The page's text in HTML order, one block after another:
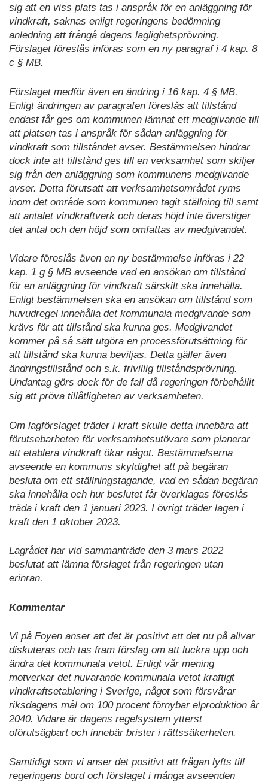
sig att en viss plats tas i anspråk för en anläggning för
vindkraft, saknas enligt regeringens bedömning
anledning att frångå dagens laglighetsprövning.
Förslaget föreslås införas som en ny paragraf i 4 kap. 8
c § MB.
Förslaget medför även en ändring i 16 kap. 4 § MB.
Enligt ändringen av paragrafen föreslås att tillstånd
endast får ges om kommunen lämnat ett medgivande till
att platsen tas i anspråk för sådan anläggning för
vindkraft som tillståndet avser. Bestämmelsen hindrar
dock inte att tillstånd ges till en verksamhet som skiljer
sig från den anläggning som kommunens medgivande
avser. Detta förutsatt att verksamhetsområdet ryms
inom det område som kommunen tagit ställning till samt
att antalet vindkraftverk och deras höjd inte överstiger
det antal och den höjd som omfattas av medgivandet.
Vidare föreslås även en ny bestämmelse införas i 22
kap. 1 g § MB avseende vad en ansökan om tillstånd
för en anläggning för vindkraft särskilt ska innehålla.
Enligt bestämmelsen ska en ansökan om tillstånd som
huvudregel innehålla det kommunala medgivande som
krävs för att tillstånd ska kunna ges. Medgivandet
kommer på så sätt utgöra en processförutsättning för
att tillstånd ska kunna beviljas. Detta gäller även
ändringstillstånd och s.k. frivillig tillståndsprövning.
Undantag görs dock för de fall då regeringen förbehållit
sig att pröva tillåtligheten av verksamheten.
Om lagförslaget träder i kraft skulle detta innebära att
förutsebarheten för verksamhetsutövare som planerar
att etablera vindkraft ökar något. Bestämmelserna
avseende en kommuns skyldighet att på begäran
besluta om ett ställningstagande, vad en sådan begäran
ska innehålla och hur beslutet får överklagas föreslås
träda i kraft den 1 januari 2023. I övrigt träder lagen i
kraft den 1 oktober 2023.
Lagrådet har vid sammanträde den 3 mars 2022
beslutat att lämna förslaget från regeringen utan
erinran.
Kommentar
Vi på Foyen anser att det är positivt att det nu på allvar
diskuteras och tas fram förslag om att luckra upp och
ändra det kommunala vetot. Enligt vår mening
motverkar det nuvarande kommunala vetot kraftigt
vindkraftsetablering i Sverige, något som försvårar
riksdagens mål om 100 procent förnybar elproduktion år
2040. Vidare är dagens regelsystem ytterst
oförutsägbart och innebär brister i rättssäkerheten.
Samtidigt som vi anser det positivt att frågan lyfts till
regeringens bord och förslaget i många avseenden